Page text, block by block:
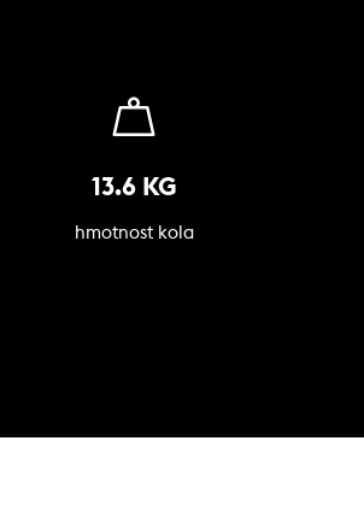
13.6 KG
hmotnost kola